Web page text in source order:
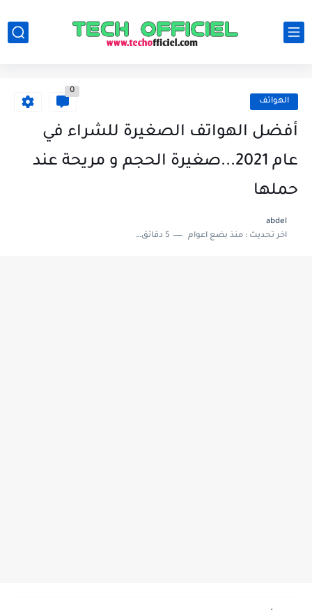
الهواتف
0
أفضل الهواتف الصغيرة للشراء في
عام 2021...صغيرة الحجم و مريحة عند
حملها
abdel
اخر تحديث :منذ بضع اعوام 5 دقائق للقراءة